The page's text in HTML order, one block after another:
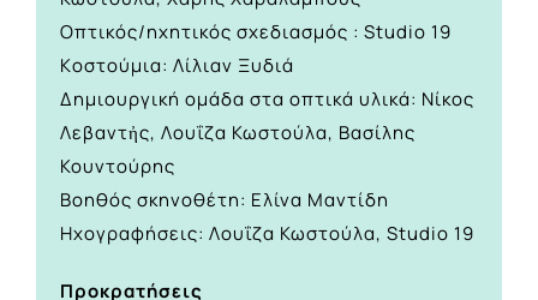
Οπτικός/ηχητικός σχεδιασμός : Studio 19
Kοστούμια: Λίλιαν Ξυδιά
Δημιουργική ομάδα στα οπτικά υλικά: Νίκος
Λεβαντἠς, Λουΐζα Κωστούλα, Bασίλης
Κουντούρης
Βοηθός σκηνοθέτη: Eλίνα Μαντίδη
Ηχογραφήσεις: Λουΐζα Κωστούλα, Studio 19
Προκρατήσεις